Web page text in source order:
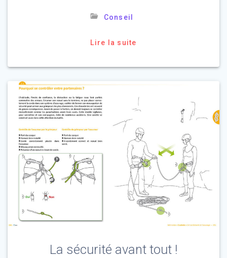
Conseil
Lire la suite
La sécurité avant tout !